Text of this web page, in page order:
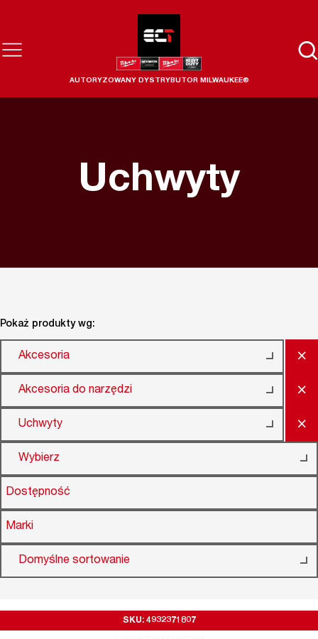
AUTORYZOWANY DYSTRYBUTOR MILWAUKEE®
Uchwyty
Pokaż produkty wg:
Akcesoria ×
Akcesoria do narzędzi ×
Uchwyty ×
Wybierz
Dostępność
Marki
Domyślne sortowanie
SKU: 4932371807